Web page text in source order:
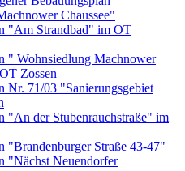
Chaussee"
"Am Strandbad" im OT
" Wohnsiedlung Machnower
Zossen
Nr. 71/03 "Sanierungsgebiet
"An der Stubenrauchstraße" im
"Brandenburger Straße 43-47"
"Nächst Neuendorfer